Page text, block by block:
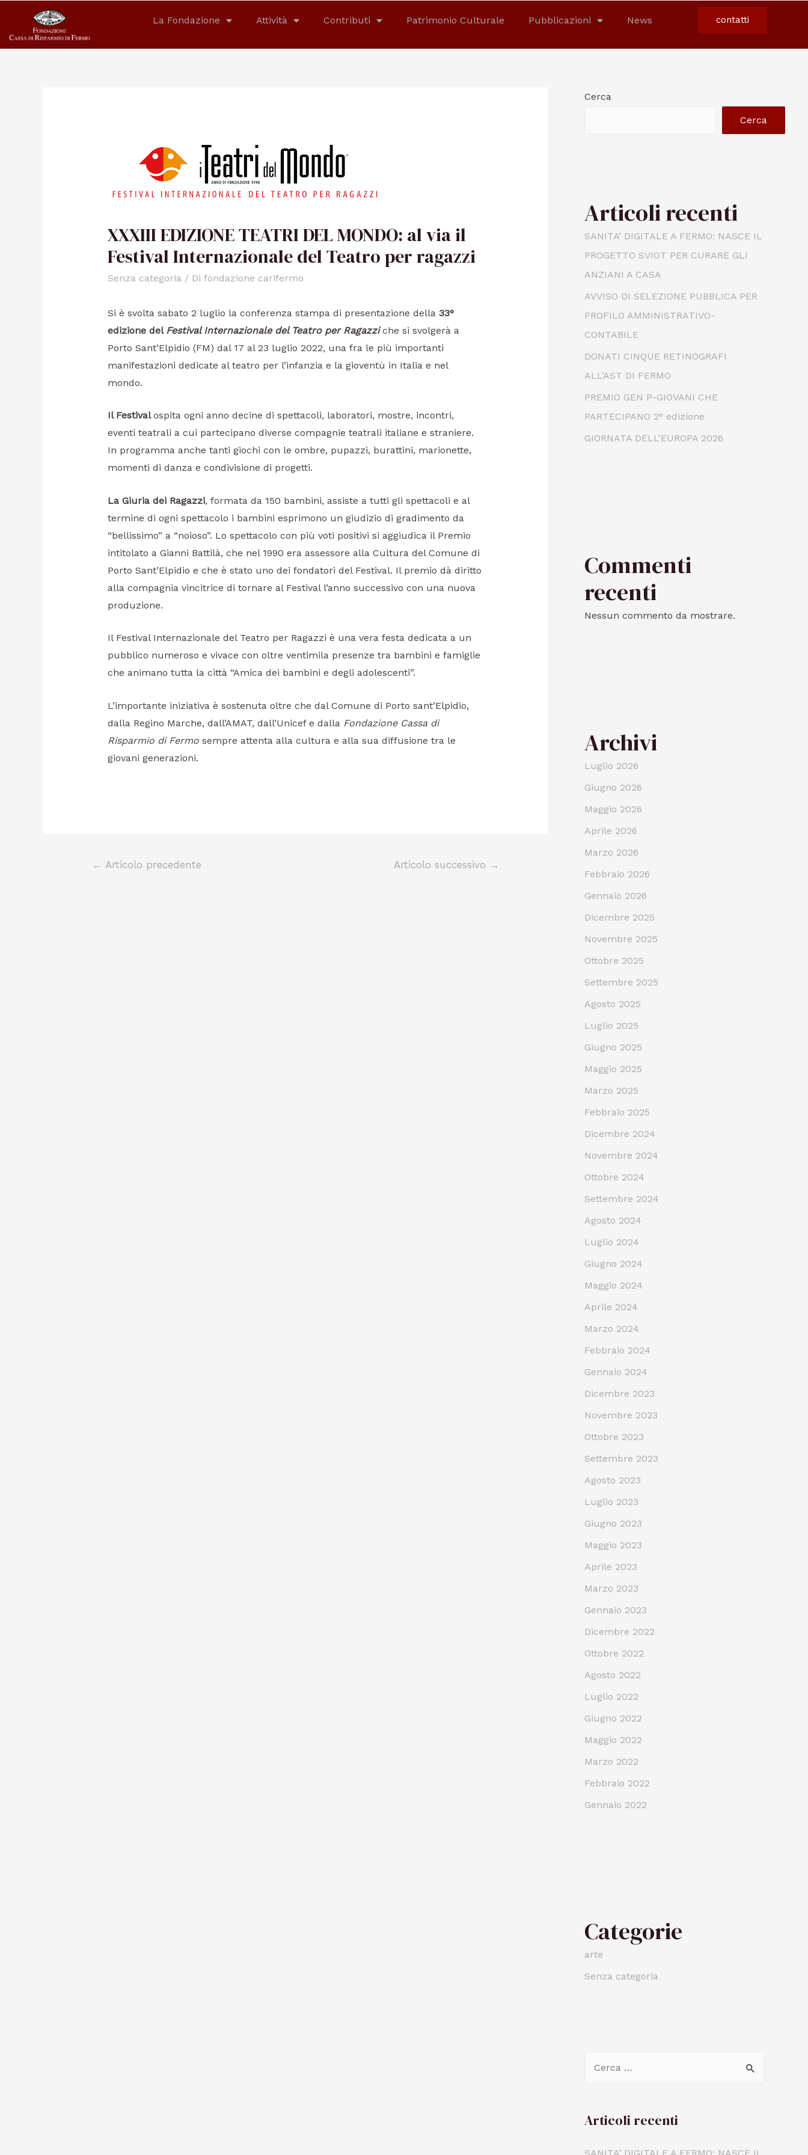
La Fondazione Attività Contributi Patrimonio Culturale Pubblicazioni News contatti
XXXIII EDIZIONE TEATRI DEL MONDO: al via il
Festival Internazionale del Teatro per ragazzi
Senza categoria / Di fondazione carifermo
Si è svolta sabato 2 luglio la conferenza stampa di presentazione della 33°
edizione del Festival Internazionale del Teatro per Ragazzi che si svolgerà a
Porto Sant’Elpidio (FM) dal 17 al 23 luglio 2022, una fra le più importanti
manifestazioni dedicate al teatro per l’infanzia e la gioventù in Italia e nel
mondo.
Il Festivalospita ogni anno decine di spettacoli, laboratori, mostre, incontri,
eventi teatrali a cui partecipano diverse compagnie teatrali italiane e straniere.
In programma anche tanti giochi con le ombre, pupazzi, burattini, marionette,
momenti di danza e condivisione di progetti.
La Giuria dei Ragazzi, formata da 150 bambini, assiste a tutti gli spettacoli e al
termine di ogni spettacolo i bambini esprimono un giudizio di gradimento da
“bellissimo” a “noioso”. Lo spettacolo con più voti positivi si aggiudica il Premio
intitolato a Gianni Battilà, che nel 1990 era assessore alla Cultura del Comune di
Porto Sant’Elpidio e che è stato uno dei fondatori del Festival. Il premio dà diritto
alla compagnia vincitrice di tornare al Festival l’anno successivo con una nuova
produzione.
Il Festival Internazionale del Teatro per Ragazzi è una vera festa dedicata a un
pubblico numeroso e vivace con oltre ventimila presenze tra bambini e famiglie
che animano tutta la città “Amica dei bambini e degli adolescenti”.
L’importante iniziativa è sostenuta oltre che dal Comune di Porto sant’Elpidio,
dalla Regino Marche, dall’AMAT, dall’Unicef e dalla Fondazione Cassa di
Risparmio di Fermosempre attenta alla cultura e alla sua diffusione tra le
giovani generazioni.
← Articolo precedente Articolo successivo →
Cerca
Cerca
Articoli recenti
SANITA’ DIGITALE A FERMO: NASCE IL
PROGETTO SVIOT PER CURARE GLI
ANZIANI A CASA
AVVISO DI SELEZIONE PUBBLICA PER
PROFILO AMMINISTRATIVO-
CONTABILE
DONATI CINQUE RETINOGRAFI
ALL’AST DI FERMO
PREMIO GEN P-GIOVANI CHE
PARTECIPANO 2° edizione
GIORNATA DELL’EUROPA 2026
Commenti
recenti
Nessun commento da mostrare.
Archivi
Luglio 2026
Giugno 2026
Maggio 2026
Aprile 2026
Marzo 2026
Febbraio 2026
Gennaio 2026
Dicembre 2025
Novembre 2025
Ottobre 2025
Settembre 2025
Agosto 2025
Luglio 2025
Giugno 2025
Maggio 2025
Marzo 2025
Febbraio 2025
Dicembre 2024
Novembre 2024
Ottobre 2024
Settembre 2024
Agosto 2024
Luglio 2024
Giugno 2024
Maggio 2024
Aprile 2024
Marzo 2024
Febbraio 2024
Gennaio 2024
Dicembre 2023
Novembre 2023
Ottobre 2023
Settembre 2023
Agosto 2023
Luglio 2023
Giugno 2023
Maggio 2023
Aprile 2023
Marzo 2023
Gennaio 2023
Dicembre 2022
Ottobre 2022
Agosto 2022
Luglio 2022
Giugno 2022
Maggio 2022
Marzo 2022
Febbraio 2022
Gennaio 2022
Categorie
arte
Senza categoria
Articoli recenti